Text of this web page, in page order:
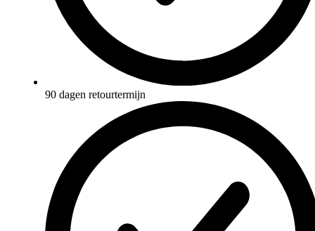
90 dagen retourtermijn